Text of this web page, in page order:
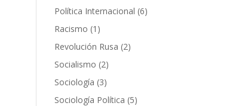
productos
Política Internacional 66
Racismo 1 1
producto
Revolución Rusa 22
Socialismo 22
productos
Sociología 33
productos
Sociología Política 55